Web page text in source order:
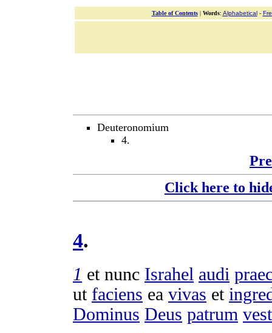
Table of Contents| Words: Alphabetical-
Deuteronomium
4.
Click here to
4.
1 et nunc Israhel audi
ut faciens ea vivas et
Dominus Deus patrum